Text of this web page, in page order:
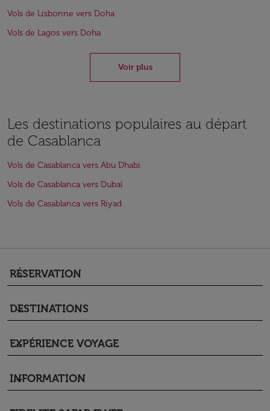
Vols de Lisbonne vers Doha
Vols de Lagos vers Doha
Voir plus
Les destinations populaires au départ
de Casablanca
Vols de Casablanca vers Abu Dhabi
Vols de Casablanca vers Dubaï
Vols de Casablanca vers Riyad
RÉSERVATION
keyboard_arrow_down
DESTINATIONS
keyboard_arrow_down
EXPÉRIENCE VOYAGE
keyboard_arrow_down
INFORMATION
keyboard_arrow_down